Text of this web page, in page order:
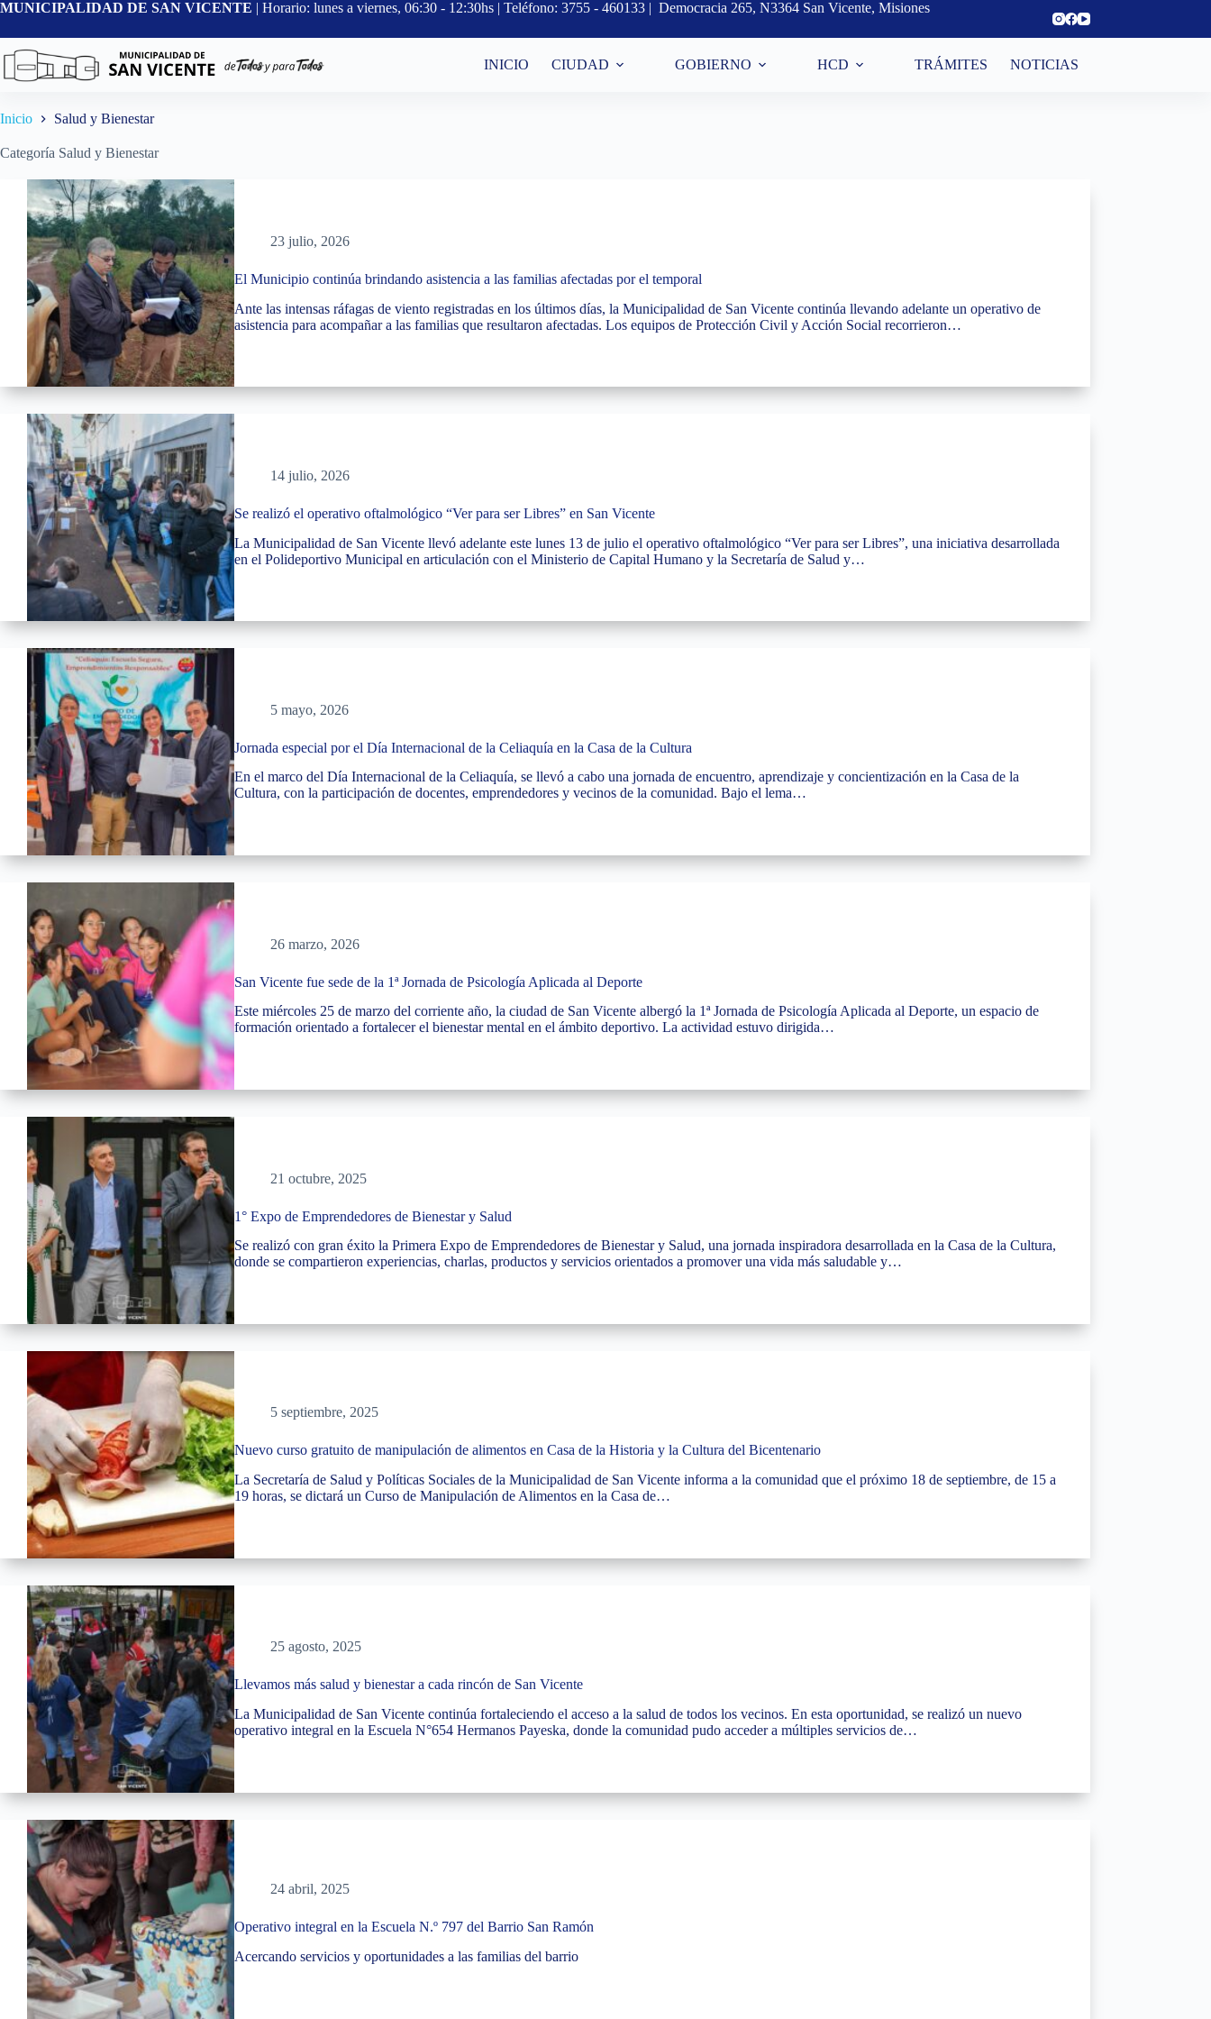
Saltar
contenido
MUNICIPALIDAD DE SAN VICENTE | Horario: lunes a viernes, 06:30 - 12:30hs | Teléfono: 3755 - 460133 | Democracia 265, N3364 San Vicente, Misiones
INICIO CIUDAD GOBIERNO HCD TRÁMITES NOTICIAS
Inicio Salud y Bienestar
Categoría Salud y Bienestar
23 julio, 2026
El Municipio continúa brindando asistencia a las familias afectadas por el temporal
Ante las intensas ráfagas de viento registradas en los últimos días, la Municipalidad de San Vicente continúa llevando adelante un operativo de
asistencia para acompañar a las familias que resultaron afectadas. Los equipos de Protección Civil y Acción Social recorrieron…
14 julio, 2026
Se realizó el operativo oftalmológico “Ver para ser Libres” en San Vicente
La Municipalidad de San Vicente llevó adelante este lunes 13 de julio el operativo oftalmológico “Ver para ser Libres”, una iniciativa desarrollada
en el Polideportivo Municipal en articulación con el Ministerio de Capital Humano y la Secretaría de Salud y…
5 mayo, 2026
Jornada especial por el Día Internacional de la Celiaquía en la Casa de la Cultura
En el marco del Día Internacional de la Celiaquía, se llevó a cabo una jornada de encuentro, aprendizaje y concientización en la Casa de la
Cultura, con la participación de docentes, emprendedores y vecinos de la comunidad. Bajo el lema…
26 marzo, 2026
San Vicente fue sede de la 1ª Jornada de Psicología Aplicada al Deporte
Este miércoles 25 de marzo del corriente año, la ciudad de San Vicente albergó la 1ª Jornada de Psicología Aplicada al Deporte, un espacio de
formación orientado a fortalecer el bienestar mental en el ámbito deportivo. La actividad estuvo dirigida…
21 octubre, 2025
1° Expo de Emprendedores de Bienestar y Salud
Se realizó con gran éxito la Primera Expo de Emprendedores de Bienestar y Salud, una jornada inspiradora desarrollada en la Casa de la Cultura,
donde se compartieron experiencias, charlas, productos y servicios orientados a promover una vida más saludable y…
5 septiembre, 2025
Nuevo curso gratuito de manipulación de alimentos en Casa de la Historia y la Cultura del Bicentenario
La Secretaría de Salud y Políticas Sociales de la Municipalidad de San Vicente informa a la comunidad que el próximo 18 de septiembre, de 15 a
19 horas, se dictará un Curso de Manipulación de Alimentos en la Casa de…
25 agosto, 2025
Llevamos más salud y bienestar a cada rincón de San Vicente
La Municipalidad de San Vicente continúa fortaleciendo el acceso a la salud de todos los vecinos. En esta oportunidad, se realizó un nuevo
operativo integral en la Escuela N°654 Hermanos Payeska, donde la comunidad pudo acceder a múltiples servicios de…
24 abril, 2025
Operativo integral en la Escuela N.º 797 del Barrio San Ramón
Acercando servicios y oportunidades a las familias del barrio